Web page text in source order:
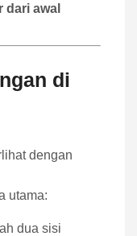
dari awal
di
dengan
utama:
dua sisi